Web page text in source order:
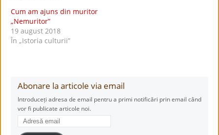
Cum am ajuns din muritor
„Nemuritor”
19 august 2018
În „Istoria culturii”
Abonare la articole via email
Introduceți adresa de email pentru a primi notificări prin email când
vor fi publicate articole noi.
Adresă
email